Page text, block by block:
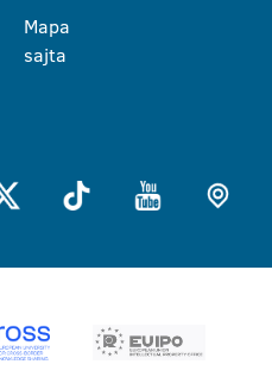
Mapa
sajta